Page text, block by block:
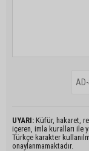
UYARI: Küfür, hakaret,
içeren, imla kuralları ile
Türkçe karakter
onaylanmamaktadır.